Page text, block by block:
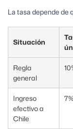
La tasa depende de
Situación
Regla
general
Ingreso
efectivo a
Chile
7%